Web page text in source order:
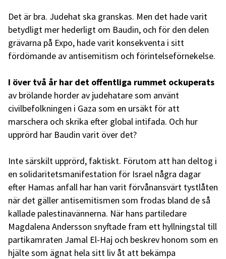
Det är bra. Judehat ska granskas. Men det hade varit
betydligt mer hederligt om Baudin, och för den delen
grävarna på Expo, hade varit konsekventa i sitt
fördömande av antisemitism och förintelseförnekelse.
I över två år har det offentliga rummet ockuperats
av brölande horder av judehatare som använt
civilbefolkningen i Gaza som en ursäkt för att
marschera och skrika efter global intifada. Och hur
upprörd har Baudin varit över det?
Inte särskilt upprörd, faktiskt. Förutom att han deltog i
en solidaritetsmanifestation för Israel några dagar
efter Hamas anfall har han varit förvånansvärt tystlåten
när det gäller antisemitismen som frodas bland de så
kallade palestinavännerna. När hans partiledare
Magdalena Andersson snyftade fram ett hyllningstal till
partikamraten Jamal El-Haj och beskrev honom som en
hjälte som ägnat hela sitt liv åt att bekämpa